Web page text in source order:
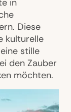
in
Diese
kulturelle
stille
den Zauber
möchten.